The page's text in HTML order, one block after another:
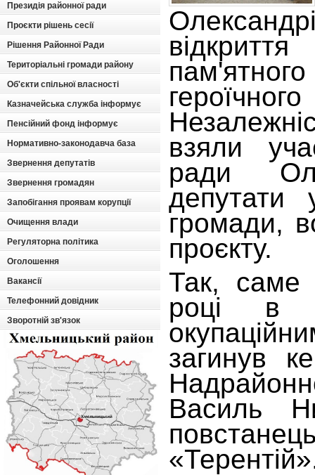
Президія районної ради
Проєкти рішень сесії
Рішення Районної Ради
Територіальні громади району
Об'єкти спільної власності
Казначейська служба інформує
Пенсійний фонд інформує
Нормативно-законодавча база
Звернення депутатів
Звернення громадян
Запобігання проявам корупції
Очищення влади
Регуляторна політика
Оголошення
Вакансії
Телефонний довідник
Зворотній зв'язок
взяли
ради
депутати
громади,
проєкту.
Так, саме
році в
загинув
Василь